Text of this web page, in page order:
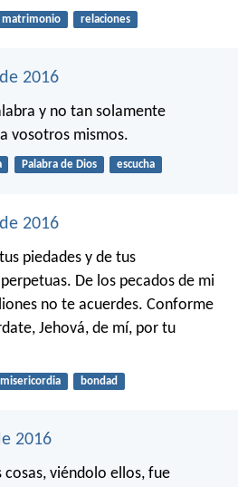
matrimonio relaciones
2016
y no tan solamente
vosotros mismos.
Palabra de Dios escucha
2016
piedades y de tus
De los pecados de mi
no te acuerdes. Conforme
Jehová, de mí, por tu
misericordia bondad
2016
cosas, viéndolo ellos, fue